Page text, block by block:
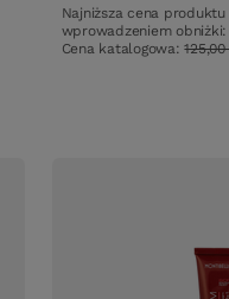
Najniższa cena
wprowadzeniem obniżki:
Cena katalogowa:125,00